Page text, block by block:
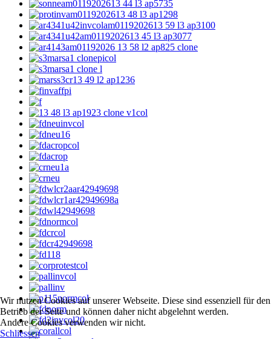
Wir nutzen Cookies auf unserer Webseite. Diese sind essenziell für den
Betrieb der Seite und können daher nicht abgelehnt werden.
Andere Cookies verwenden wir nicht.
Schliessen